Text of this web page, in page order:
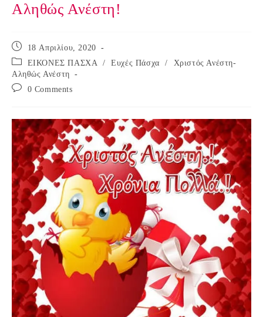
Αληθώς Ανέστη!
Post
published:
18 Απριλίου, 2020
Post
category:
ΕΙΚΟΝΕΣ ΠΑΣΧΑ / Ευχές Πάσχα /
Χριστός Ανέστη-
Αληθώς Ανέστη
Post
0 Comments